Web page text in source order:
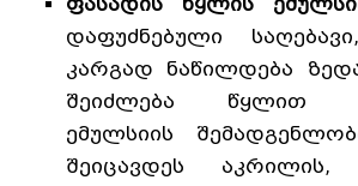
ფასადის წყლის
დაფუძნებული
კარგად ნაწილდება
შეიძლება წყლით
ემულსიის
შეიცავდეს აკრილის,